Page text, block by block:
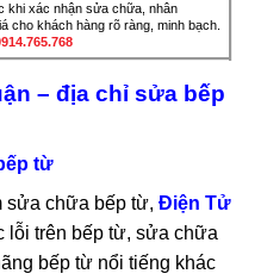
khi xác nhận sửa chữa, nhân
cho khách hàng rõ ràng, minh bạch.
– địa chỉ sửa bếp
từ
sửa chữa bếp từ, Điện Tử
lỗi trên bếp từ, sửa chữa
bếp từ nổi tiếng khác